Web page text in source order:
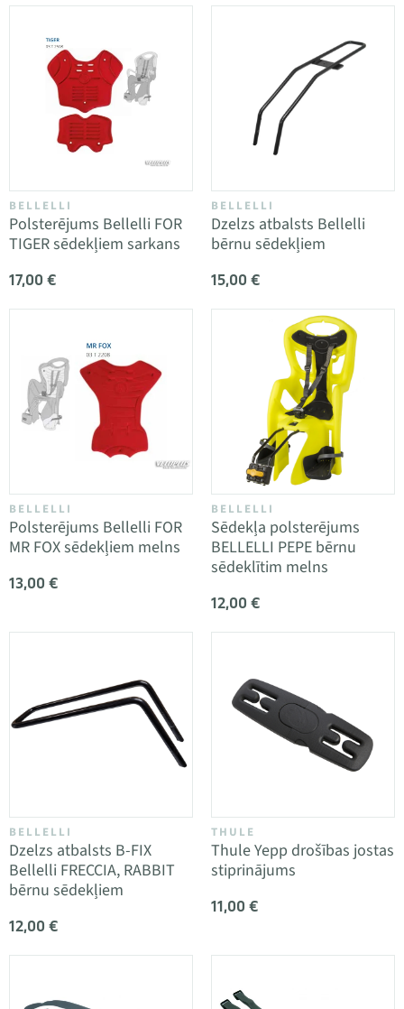
BELLELLI
Polsterējums Bellelli FOR
TIGER sēdekļiem sarkans
17,00 €
BELLELLI
Dzelzs atbalsts Bellelli
bērnu sēdekļiem
15,00 €
BELLELLI
Polsterējums Bellelli FOR
MR FOX sēdekļiem melns
13,00 €
BELLELLI
Sēdekļa polsterējums
BELLELLI PEPE bērnu
sēdeklītim melns
12,00 €
BELLELLI
Dzelzs atbalsts B-FIX
Bellelli FRECCIA, RABBIT
bērnu sēdekļiem
12,00 €
THULE
Thule Yepp drošības jostas
stiprinājums
11,00 €